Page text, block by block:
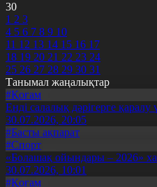
30
1 2 3
4 5 6 7 8 9 10
11 12 13 14 15 16 17
18 19 20 21 22 23 24
25 26 27 28 29 30 31
Танымал жаңалықтар
#Қоғам
Енді салалық дәрігерге
30.07.2026, 20:05
#Басты ақпарат
#Спорт
«Болашақ ойындары – 2026»
30.07.2026, 10:01
#Қоғам